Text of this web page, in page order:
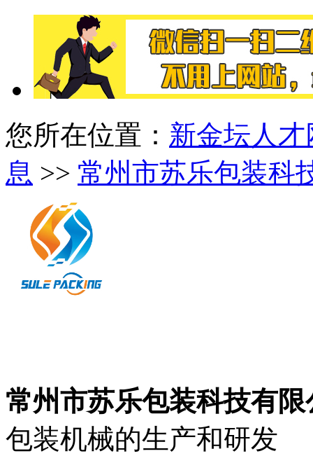
您所在位置： 新金坛人才
息 >> 常州市苏乐包装科
常州市苏乐包装科技有限
包装机械的生产和研发